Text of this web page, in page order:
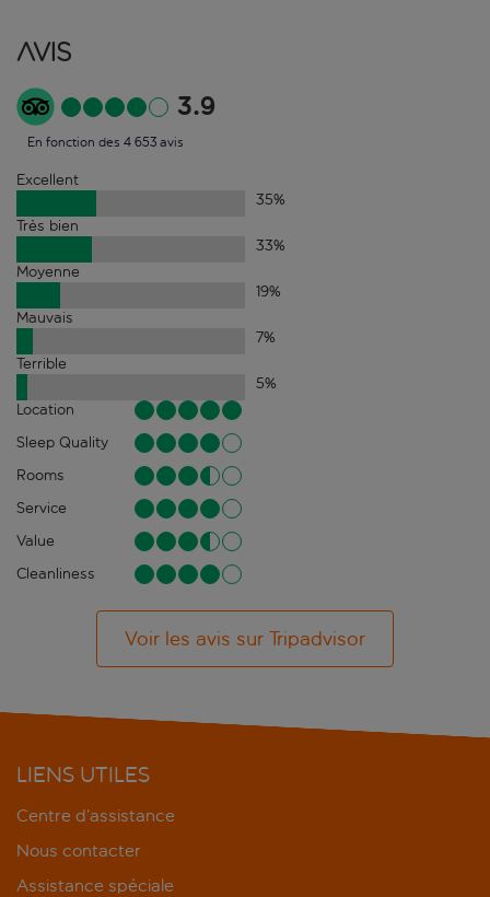
Avis
3.9
En fonction des 4 653 avis
Excellent
35%
Très bien
33%
Moyenne
19%
Mauvais
7%
Terrible
5%
Location
Sleep Quality
Rooms
Service
Value
Cleanliness
Voir les avis sur Tripadvisor
LIENS UTILES
Centre d’assistance
Nous contacter
Assistance spéciale